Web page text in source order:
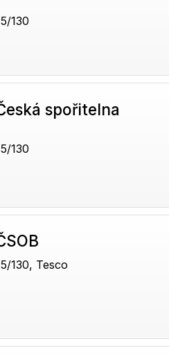
130
spořitelna
130
130, Tesco